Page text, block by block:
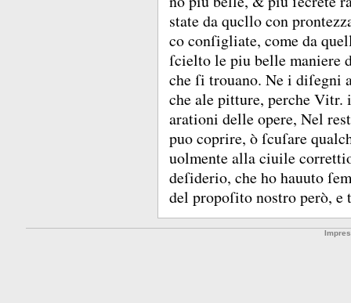
state da qucllo con
co conſigliate, come da
ſcielto le piu belle
che ſi trouano. Ne i diſegni
che ale pitture, perche Vitr.
arationi delle opere, Nel
puo coprire, ò ſcuſare
uolmente alla ciuile
deſiderio, che ho hauuto
del propoſito nostro però,